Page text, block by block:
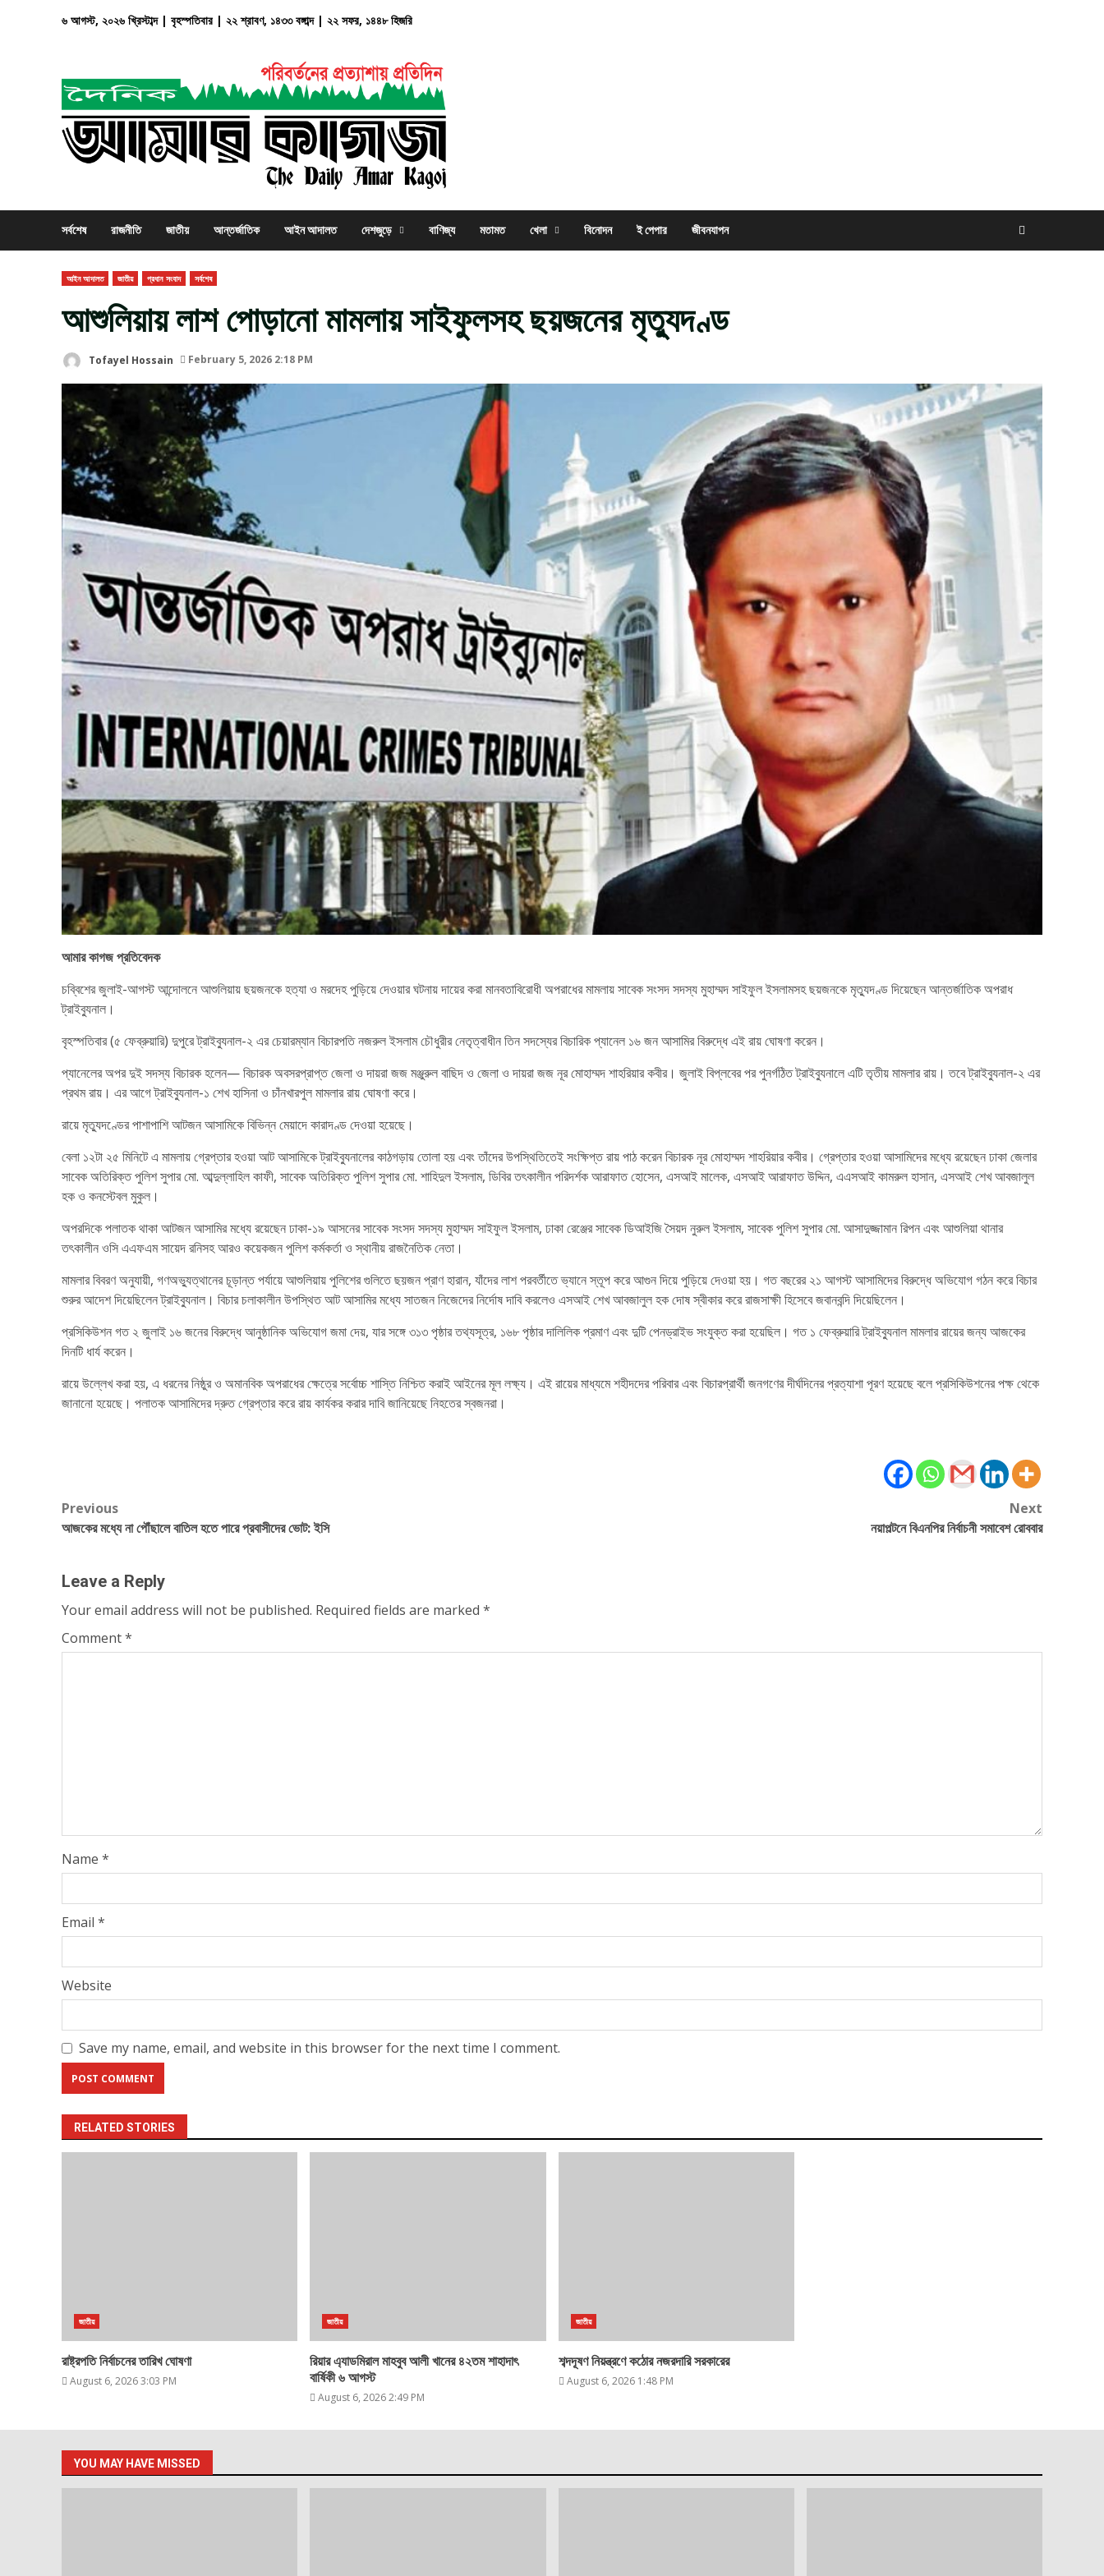
৬ আগস্ট, ২০২৬ খ্রিস্টাব্দ | বৃহস্পতিবার | ২২ শ্রাবণ, ১৪৩৩ বঙ্গাব্দ | ২২ সফর, ১৪৪৮ হিজরি
সর্বশেষ রাজনীতি জাতীয় আন্তর্জাতিক আইন আদালত দেশজুড়ে বাণিজ্য মতামত খেলা বিনোদন ই পেপার জীবনযাপন
আইন আদালত জাতীয় প্রধান সংবাদ সর্বশেষ
আশুলিয়ায় লাশ পোড়ানো মামলায় সাইফুলসহ ছয়জনের মৃত্যুদণ্ড
Tofayel Hossain February 5, 2026 2:18 PM
আমার কাগজ প্রতিবেদক
চব্বিশের জুলাই-আগস্ট আন্দোলনে আশুলিয়ায় ছয়জনকে হত্যা ও মরদেহ পুড়িয়ে দেওয়ার ঘটনায় দায়ের করা মানবতাবিরোধী অপরাধের মামলায় সাবেক সংসদ সদস্য মুহাম্মদ সাইফুল ইসলামসহ ছয়জনকে মৃত্যুদণ্ড দিয়েছেন আন্তর্জাতিক অপরাধ
ট্রাইব্যুনাল।
বৃহস্পতিবার (৫ ফেব্রুয়ারি) দুপুরে ট্রাইব্যুনাল-২ এর চেয়ারম্যান বিচারপতি নজরুল ইসলাম চৌধুরীর নেতৃত্বাধীন তিন সদস্যের বিচারিক প্যানেল ১৬ জন আসামির বিরুদ্ধে এই রায় ঘোষণা করেন।
প্যানেলের অপর দুই সদস্য বিচারক হলেন— বিচারক অবসরপ্রাপ্ত জেলা ও দায়রা জজ মঞ্জুরুল বাছিদ ও জেলা ও দায়রা জজ নূর মোহাম্মদ শাহরিয়ার কবীর। জুলাই বিপ্লবের পর পুনর্গঠিত ট্রাইব্যুনালে এটি তৃতীয় মামলার রায়। তবে ট্রাইব্যুনাল-২ এর
প্রথম রায়। এর আগে ট্রাইব্যুনাল-১ শেখ হাসিনা ও চাঁনখারপুল মামলার রায় ঘোষণা করে।
রায়ে মৃত্যুদণ্ডের পাশাপাশি আটজন আসামিকে বিভিন্ন মেয়াদে কারাদণ্ড দেওয়া হয়েছে।
বেলা ১২টা ২৫ মিনিটে এ মামলায় গ্রেপ্তার হওয়া আট আসামিকে ট্রাইব্যুনালের কাঠগড়ায় তোলা হয় এবং তাঁদের উপস্থিতিতেই সংক্ষিপ্ত রায় পাঠ করেন বিচারক নূর মোহাম্মদ শাহরিয়ার কবীর। গ্রেপ্তার হওয়া আসামিদের মধ্যে রয়েছেন ঢাকা জেলার
সাবেক অতিরিক্ত পুলিশ সুপার মো. আব্দুল্লাহিল কাফী, সাবেক অতিরিক্ত পুলিশ সুপার মো. শাহিদুল ইসলাম, ডিবির তৎকালীন পরিদর্শক আরাফাত হোসেন, এসআই মালেক, এসআই আরাফাত উদ্দিন, এএসআই কামরুল হাসান, এসআই শেখ আবজালুল
হক ও কনস্টেবল মুকুল।
অপরদিকে পলাতক থাকা আটজন আসামির মধ্যে রয়েছেন ঢাকা-১৯ আসনের সাবেক সংসদ সদস্য মুহাম্মদ সাইফুল ইসলাম, ঢাকা রেঞ্জের সাবেক ডিআইজি সৈয়দ নুরুল ইসলাম, সাবেক পুলিশ সুপার মো. আসাদুজ্জামান রিপন এবং আশুলিয়া থানার
তৎকালীন ওসি এএফএম সায়েদ রনিসহ আরও কয়েকজন পুলিশ কর্মকর্তা ও স্থানীয় রাজনৈতিক নেতা।
মামলার বিবরণ অনুযায়ী, গণঅভ্যুত্থানের চূড়ান্ত পর্যায়ে আশুলিয়ায় পুলিশের গুলিতে ছয়জন প্রাণ হারান, যাঁদের লাশ পরবর্তীতে ভ্যানে স্তূপ করে আগুন দিয়ে পুড়িয়ে দেওয়া হয়। গত বছরের ২১ আগস্ট আসামিদের বিরুদ্ধে অভিযোগ গঠন করে বিচার
শুরুর আদেশ দিয়েছিলেন ট্রাইব্যুনাল। বিচার চলাকালীন উপস্থিত আট আসামির মধ্যে সাতজন নিজেদের নির্দোষ দাবি করলেও এসআই শেখ আবজালুল হক দোষ স্বীকার করে রাজসাক্ষী হিসেবে জবানবন্দি দিয়েছিলেন।
প্রসিকিউশন গত ২ জুলাই ১৬ জনের বিরুদ্ধে আনুষ্ঠানিক অভিযোগ জমা দেয়, যার সঙ্গে ৩১৩ পৃষ্ঠার তথ্যসূত্র, ১৬৮ পৃষ্ঠার দালিলিক প্রমাণ এবং দুটি পেনড্রাইভ সংযুক্ত করা হয়েছিল। গত ১ ফেব্রুয়ারি ট্রাইব্যুনাল মামলার রায়ের জন্য আজকের
দিনটি ধার্য করেন।
রায়ে উল্লেখ করা হয়, এ ধরনের নিষ্ঠুর ও অমানবিক অপরাধের ক্ষেত্রে সর্বোচ্চ শাস্তি নিশ্চিত করাই আইনের মূল লক্ষ্য। এই রায়ের মাধ্যমে শহীদদের পরিবার এবং বিচারপ্রার্থী জনগণের দীর্ঘদিনের প্রত্যাশা পূরণ হয়েছে বলে প্রসিকিউশনের পক্ষ থেকে
জানানো হয়েছে। পলাতক আসামিদের দ্রুত গ্রেপ্তার করে রায় কার্যকর করার দাবি জানিয়েছে নিহতের স্বজনরা।
Post
navigation
Previous
আজকের মধ্যে না পৌঁছালে বাতিল হতে পারে প্রবাসীদের ভোট: ইসি
Next
নয়াপল্টনে বিএনপির নির্বাচনী সমাবেশ রোববার
Leave a Reply
Your email address will not be published. Required fields are marked *
Comment*
Name *
Email *
Website
Save my name, email, and website in this browser for the next time I comment.
RELATED STORIES
জাতীয়
রাষ্ট্রপতি নির্বাচনের তারিখ ঘোষণা
August 6, 2026 3:03 PM
জাতীয়
রিয়ার এ্যাডমিরাল মাহবুব আলী খানের ৪২তম শাহাদাৎ
বার্ষিকী ৬ আগস্ট
August 6, 2026 2:49 PM
জাতীয়
শব্দদূষণ নিয়ন্ত্রণে কঠোর নজরদারি সরকারের
August 6, 2026 1:48 PM
YOU MAY HAVE MISSED